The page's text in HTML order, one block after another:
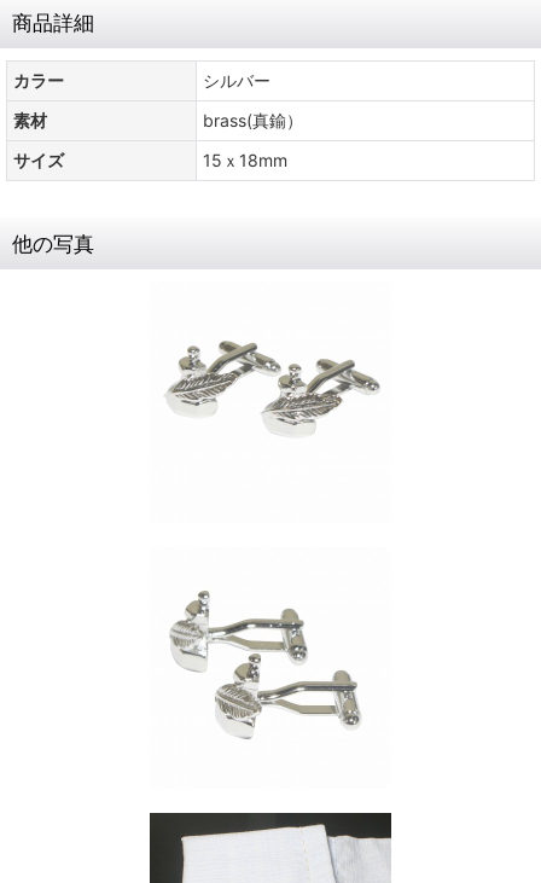
商品詳細
カラー
シルバー
素材
brass(真鍮）
サイズ
15ｘ18mm
他の写真